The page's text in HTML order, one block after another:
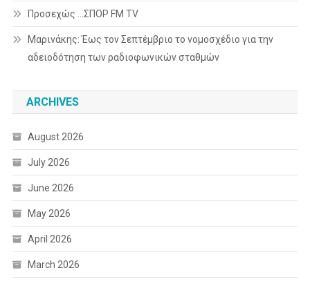
Προσεχώς …ΣΠΟΡ FM TV
Μαρινάκης: Έως τον Σεπτέμβριο το νομοσχέδιο για την
αδειοδότηση των ραδιοφωνικών σταθμών
ARCHIVES
August 2026
July 2026
June 2026
May 2026
April 2026
March 2026